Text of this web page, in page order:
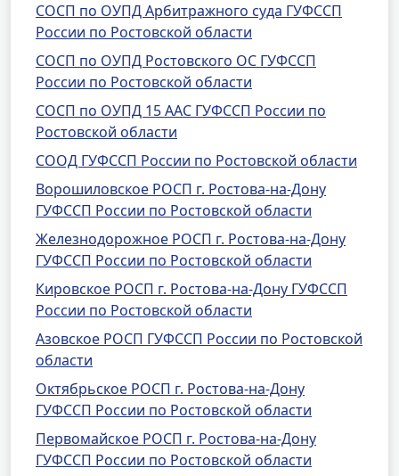
СОСП по ОУПД Арбитражного суда ГУФССП
России по Ростовской области
СОСП по ОУПД Ростовского ОС ГУФССП
России по Ростовской области
СОСП по ОУПД 15 ААС ГУФССП России по
Ростовской области
СООД ГУФССП России по Ростовской области
Ворошиловское РОСП г. Ростова-на-Дону
ГУФССП России по Ростовской области
Железнодорожное РОСП г. Ростова-на-Дону
ГУФССП России по Ростовской области
Кировское РОСП г. Ростова-на-Дону ГУФССП
России по Ростовской области
Азовское РОСП ГУФССП России по Ростовской
области
Октябрьское РОСП г. Ростова-на-Дону
ГУФССП России по Ростовской области
Первомайское РОСП г. Ростова-на-Дону
ГУФССП России по Ростовской области